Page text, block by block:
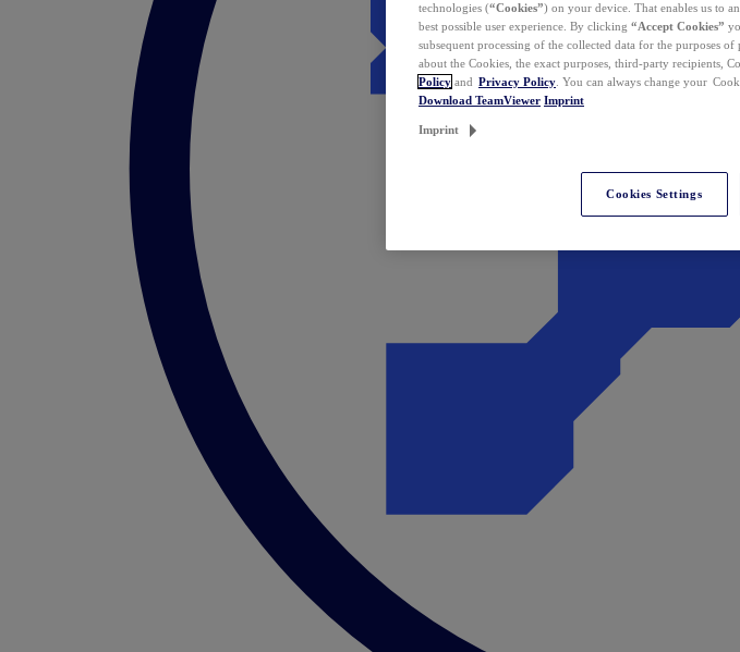
technologies (“Cookies”) on your device. That enables us to
best possible user experience. By clicking “Accept Cookies”
subsequent processing of the collected data for the purposes
about the Cookies, the exact purposes, third-party recipients,
Policy and Privacy Policy . You can always change your
Download TeamViewer Imprint
Imprint
Cookies Settings